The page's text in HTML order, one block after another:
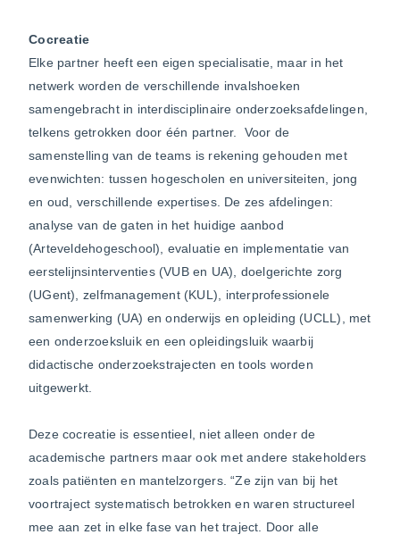
Cocreatie
Elke partner heeft een eigen specialisatie, maar in het
netwerk worden de verschillende invalshoeken
samengebracht in interdisciplinaire onderzoeksafdelingen,
telkens getrokken door één partner. Voor de
samenstelling van de teams is rekening gehouden met
evenwichten: tussen hogescholen en universiteiten, jong
en oud, verschillende expertises. De zes afdelingen:
analyse van de gaten in het huidige aanbod
(Arteveldehogeschool), evaluatie en implementatie van
eerstelijnsinterventies (VUB en UA), doelgerichte zorg
(UGent), zelfmanagement (KUL), interprofessionele
samenwerking (UA) en onderwijs en opleiding (UCLL), met
een onderzoeksluik en een opleidingsluik waarbij
didactische onderzoekstrajecten en tools worden
uitgewerkt.
Deze cocreatie is essentieel, niet alleen onder de
academische partners maar ook met andere stakeholders
zoals patiënten en mantelzorgers. “Ze zijn van bij het
voortraject systematisch betrokken en waren structureel
mee aan zet in elke fase van het traject. Door alle